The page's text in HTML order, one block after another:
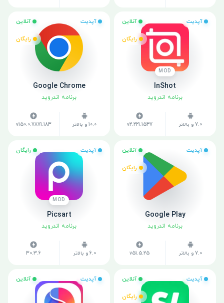
آپدیت آنلاین
رایگان
MOD
InShot
برنامه اندروید
7.0 و بالاتر v2.221.1547
آپدیت آنلاین
رایگان
Google Chrome
برنامه اندروید
10.0 و بالاتر v150.0.7871.183
آپدیت آنلاین
رایگان
Google Play
برنامه اندروید
7.0 و بالاتر v51.5.25
آپدیت رایگان
MOD
Picsart
برنامه اندروید
6.0 و بالاتر 30.3.6
آپدیت آنلاین
رایگان
آپدیت آنلاین